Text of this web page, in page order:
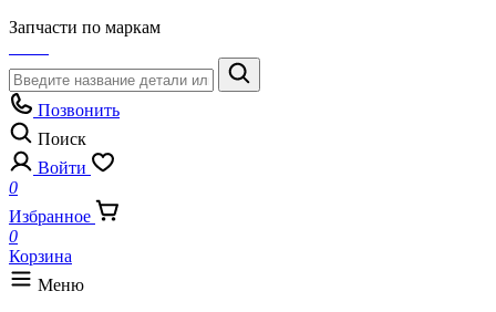
Запчасти по маркам
Позвонить
Поиск
Войти
0
Избранное
0
Корзина
Меню